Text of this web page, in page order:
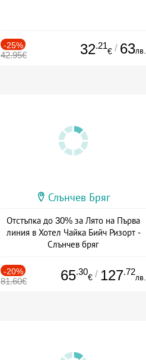
-25%
42.95€ 32.21
€ / 63лв.
Слънчев Бряг
Отстъпка до 30% за Лято на Първа
линия в Хотел Чайка Бийч Ризорт -
Слънчев бряг
-20%
81.60€ 65.30
€ / 127.72
лв.